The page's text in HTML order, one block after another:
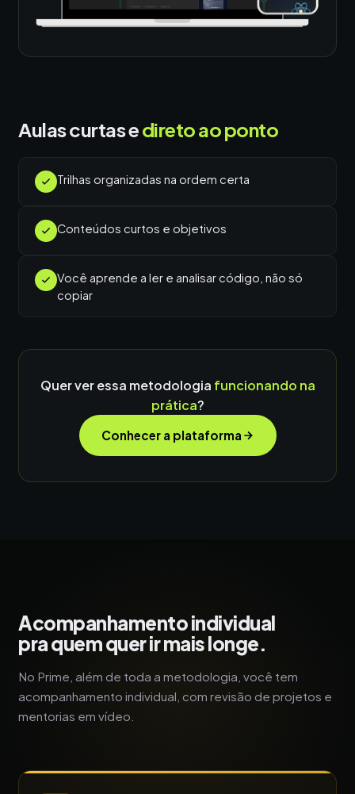
Aulas curtas edireto ao ponto
Trilhas organizadas na ordem certa
Conteúdos curtos e objetivos
Você aprende a ler e analisar código, não só
copiar
Quer ver essa metodologia funcionando na
prática?
Conhecer a plataforma
Acompanhamento individual
pra quem quer ir mais longe.
No Prime, além de toda a metodologia, você tem
acompanhamento individual, com revisão de projetos e
mentorias em vídeo.